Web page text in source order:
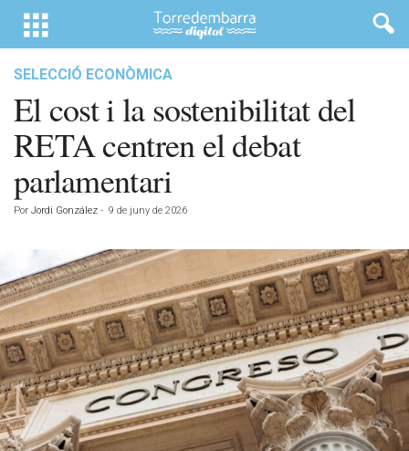
SELECCIÓ ECONÒMICA
El cost i la sostenibilitat del
RETA centren el debat
parlamentari
Por Jordi González - 9 de juny de 2026